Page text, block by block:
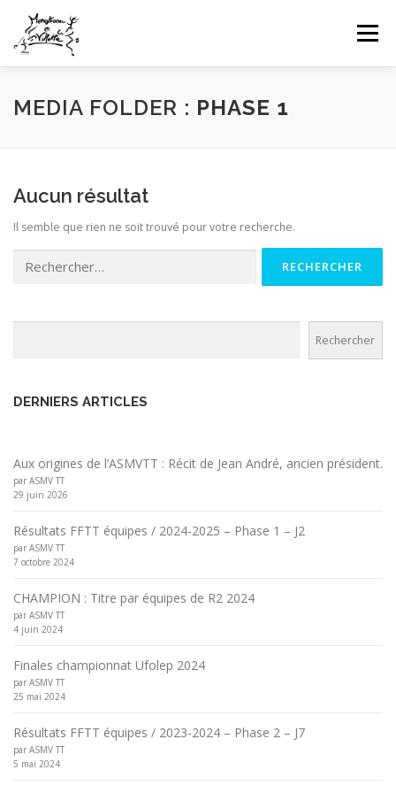
contenu
Menu
HOME INFOS CLUB GALERIES PHOTOS
CONTACT CONNEXION
MEDIA FOLDER : PHASE 1
Aucun résultat
Il semble que rien ne soit trouvé pour votre recherche.
Rechercher
DERNIERS ARTICLES
Aux origines de l’ASMVTT : Récit de Jean André, ancien président.
par ASMV TT
29 juin 2026
Résultats FFTT équipes / 2024-2025 – Phase 1 – J2
par ASMV TT
7 octobre 2024
CHAMPION : Titre par équipes de R2 2024
par ASMV TT
4 juin 2024
Finales championnat Ufolep 2024
par ASMV TT
25 mai 2024
Résultats FFTT équipes / 2023-2024 – Phase 2 – J7
par ASMV TT
5 mai 2024